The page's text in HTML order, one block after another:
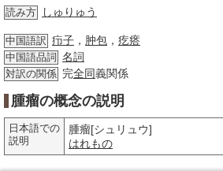
読み方 しゅりゅう
中国語訳 疖子 ， 肿包 ， 疙瘩
中国語品詞 名詞
対訳の関係 完全同義関係
腫瘤の概念の説明
日本語での
説明
腫瘤[シュリュウ]
はれもの